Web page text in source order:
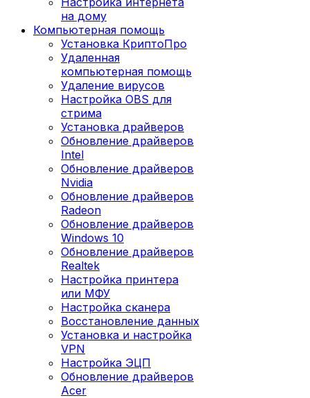
на дому
Компьютерная помощь
Установка КриптоПро
Удаленная
компьютерная помощь
Удаление вирусов
Настройка OBS для
стрима
Установка драйверов
Обновление драйверов
Intel
Обновление драйверов
Nvidia
Обновление драйверов
Radeon
Обновление драйверов
Windows 10
Обновление драйверов
Realtek
Настройка принтера
или МФУ
Настройка сканера
Восстановление данных
Установка и настройка
VPN
Настройка ЭЦП
Обновление драйверов
Acer